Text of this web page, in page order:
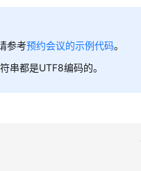
参考预约会议的示例代码。
串都是UTF8编码的。